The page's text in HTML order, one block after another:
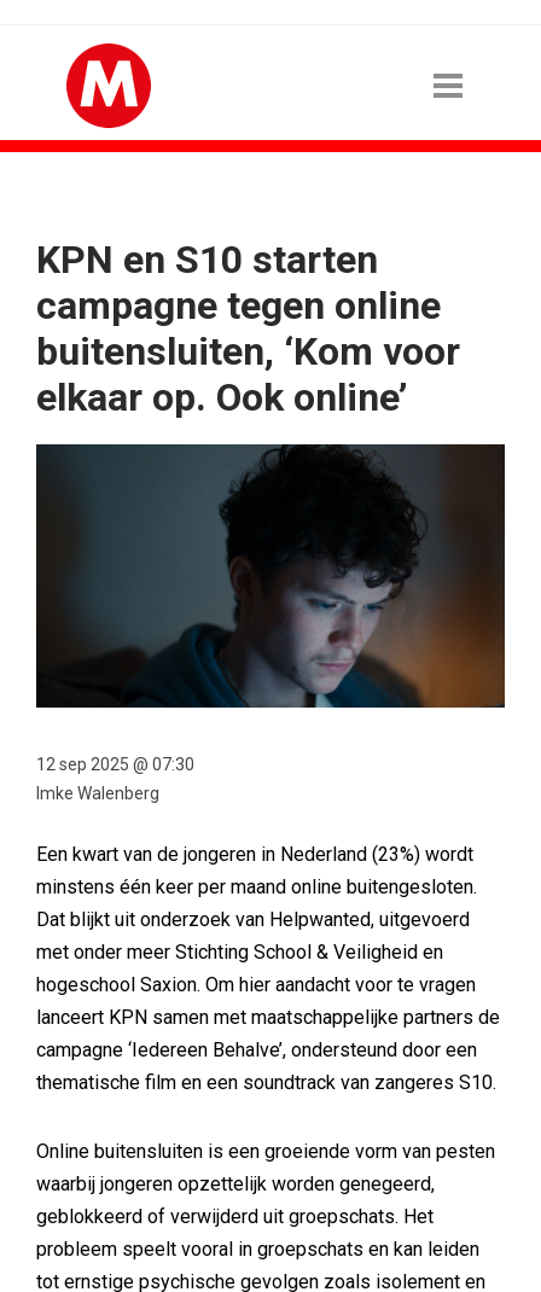
KPN en S10 starten
campagne tegen online
buitensluiten, ‘Kom voor
elkaar op. Ook online’
12 sep 2025 @ 07:30
Imke Walenberg
Een kwart van de jongeren in Nederland (23%) wordt
minstens één keer per maand online buitengesloten.
Dat blijkt uit onderzoek van Helpwanted, uitgevoerd
met onder meer Stichting School & Veiligheid en
hogeschool Saxion. Om hier aandacht voor te vragen
lanceert KPN samen met maatschappelijke partners de
campagne ‘Iedereen Behalve’, ondersteund door een
thematische film en een soundtrack van zangeres S10.
Online buitensluiten is een groeiende vorm van pesten
waarbij jongeren opzettelijk worden genegeerd,
geblokkeerd of verwijderd uit groepschats. Het
probleem speelt vooral in groepschats en kan leiden
tot ernstige psychische gevolgen zoals isolement en